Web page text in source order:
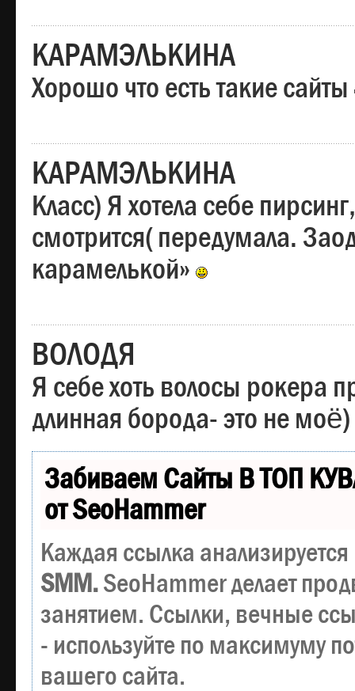
КАРАМЭЛЬКИНА
Хорошо что есть такие сайты
КАРАМЭЛЬКИНА
Класс) Я хотела себе
смотрится( передумала.
карамелькой»
ВОЛОДЯ
Я себе хоть волосы рокера
длинная борода- это не моё)
Забиваем Сайты В ТОП
от SeoHammer
Каждая ссылка
SMM.SeoHammer делает
занятием. Ссылки, вечные
- используйте по максимуму
вашего сайта.